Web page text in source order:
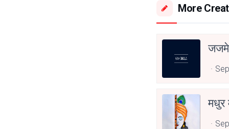
More
मधुर